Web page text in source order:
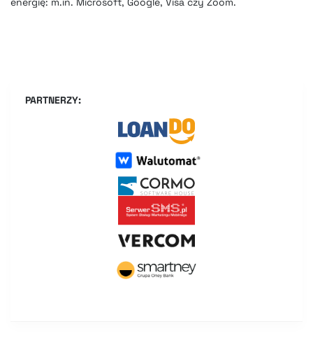
PARTNERZY: